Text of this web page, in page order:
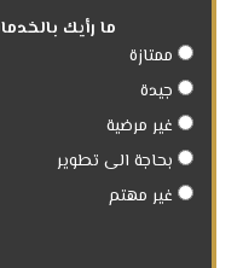
ما رأيك
ممتازة
جيدة
غير مرضية
بحاجة الى تطوير
غير مهتم